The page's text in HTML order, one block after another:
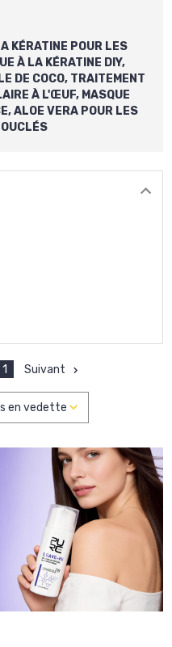
KÉRATINE POUR LES
À LA KÉRATINE DIY,
DE COCO, TRAITEMENT
À L'ŒUF, MASQUE
ALOE VERA POUR LES
1 Suivant